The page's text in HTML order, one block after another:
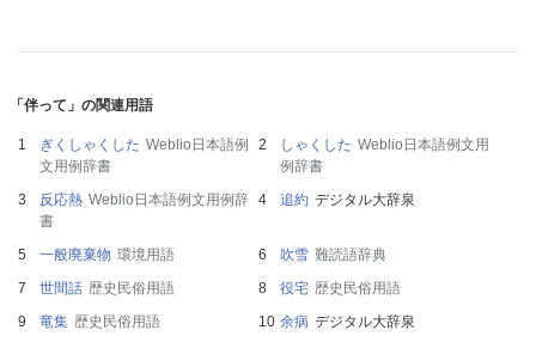
「伴って」の関連用語
ぎくしゃくした Weblio日本語例
文用例辞書
しゃくした Weblio日本語例文用
例辞書
反応熱 Weblio日本語例文用例辞
書
追約 デジタル大辞泉
一般廃棄物 環境用語 吹雪 難読語辞典
世間話 歴史民俗用語 役宅 歴史民俗用語
竜集 歴史民俗用語 余病 デジタル大辞泉